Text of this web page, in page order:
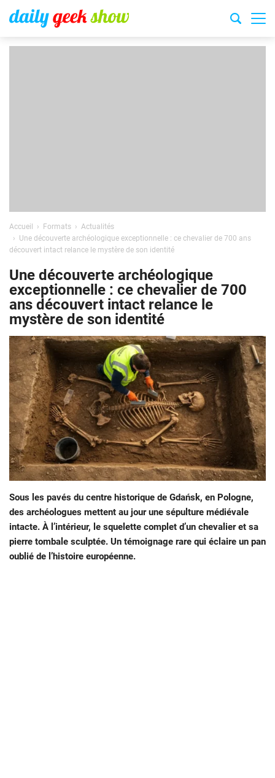
Accueil Formats
Actualités
Une découverte archéologique exceptionnelle : ce chevalier de 700 ans
découvert intact relance le mystère de son identité
Une découverte archéologique
exceptionnelle : ce chevalier de 700
ans découvert intact relance le
mystère de son identité
Sous les pavés du centre historique de Gdańsk, en Pologne,
des archéologues mettent au jour une sépulture médiévale
intacte. À l’intérieur, le squelette complet d’un chevalier et sa
pierre tombale sculptée. Un témoignage rare qui éclaire un pan
oublié de l’histoire européenne.